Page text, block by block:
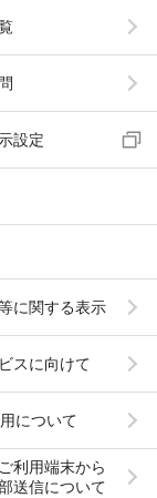
設定
に関する表示
スに向けて
について
利用端末から
送信について